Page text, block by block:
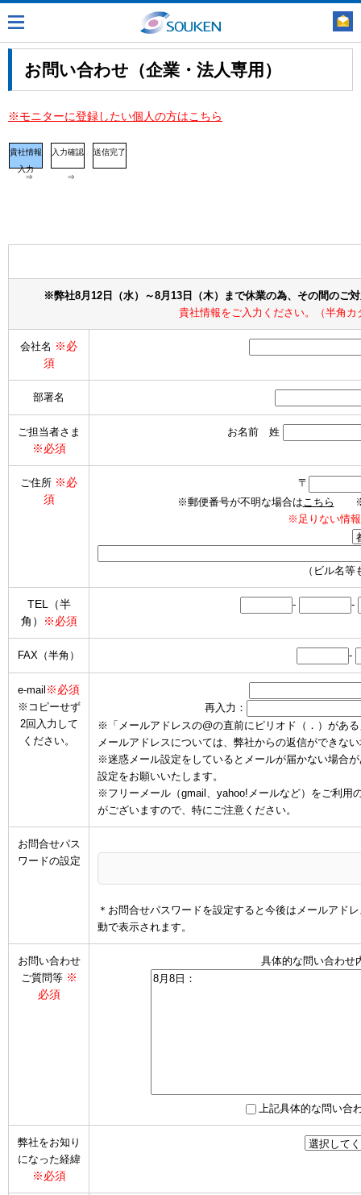
お問い合わせ（企業・法人専用）
※モニターに登録したい個人の方はこちら
貴社情報
入力
⇒
入力確認
⇒
送信完了
※弊社8月12日（水）～8月13日（木）まで休業の為、その間のご
貴社情報をご入力ください。（半角
会社名 ※必
須
部署名
ご担当者さま
※必須
お名前 姓
ご住所 ※必
須
〒
※郵便番号が不明な場合はこちら ※海
※足りない情
（ビル名
TEL（半
角）
※必須
- -
FAX（半角） -
e-mail ※必須
※コピーせず
2回入力して
ください。
再入力：
※「メールアドレスの@の直前にピリオド（．）があ
メールアドレスについては、弊社からの返信ができな
※迷惑メール設定をしているとメールが届かない場合
設定をお願いいたします。
※フリーメール（gmail、yahoo!メールなど）をご利用
がございますので、特にご注意ください。
お問合せパス
ワードの設定
＊お問合せパスワードを設定すると今後はメールアド
動で表示されます。
お問い合わせ
ご質問等 ※
必須
具体的な問い合わせ
上記具体的な問い合
弊社をお知り
になった経緯
※必須